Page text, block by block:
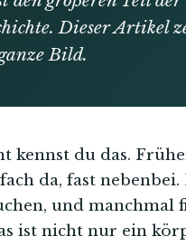
Dieser Artikel
Bild.
kennst du das.
da, fast
und manchmal
ist nicht nur ein